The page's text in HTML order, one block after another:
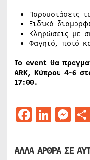
Παρουσιάσεις
Ειδικά
Κληρώσεις με
Φαγητό, ποτό
Το event θα
ARK, Κύπρου 4-6
17:00.
Facebook
ΑΛΛΑ ΑΡΘΡΑ ΣΕ